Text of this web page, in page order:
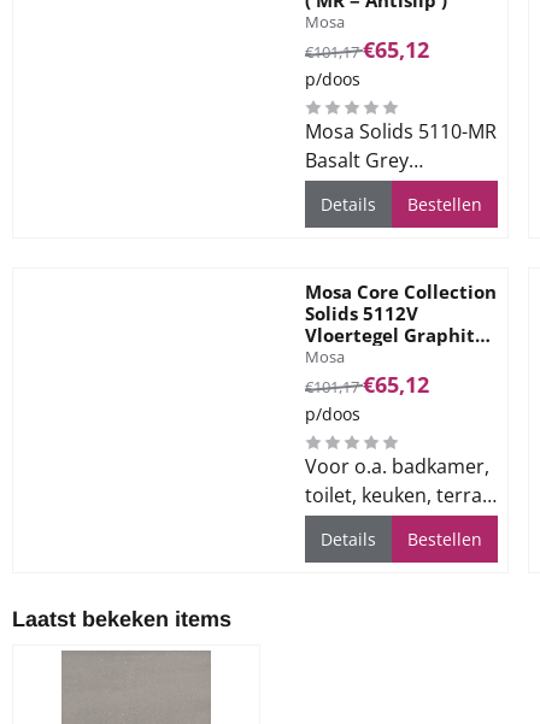
Merk:
Mosa
Van 101,17 voor 65,12
€101,17€65,12
p/doos
Mosa Solids 5110-MR
Basalt Grey
60x60cm. ( MR =
Antislip )
Details Bestellen
Mosa Core Collection
Solids 5112V
Vloertegel Graphite
Black 60x60
Merk:
Mosa
Van 101,17 voor 65,12
€101,17€65,12
p/doos
Voor o.a. badkamer,
toilet, keuken, terras
en bedrijfsvloeren
Details Bestellen
Laatst bekeken items